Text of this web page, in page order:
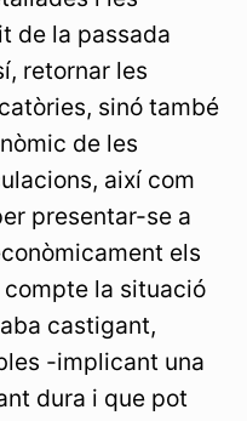
de la passada
retornar les
sinó també
de les
així com
presentar-se a
els
compte la situació
castigant,
-implicant una
dura i que pot